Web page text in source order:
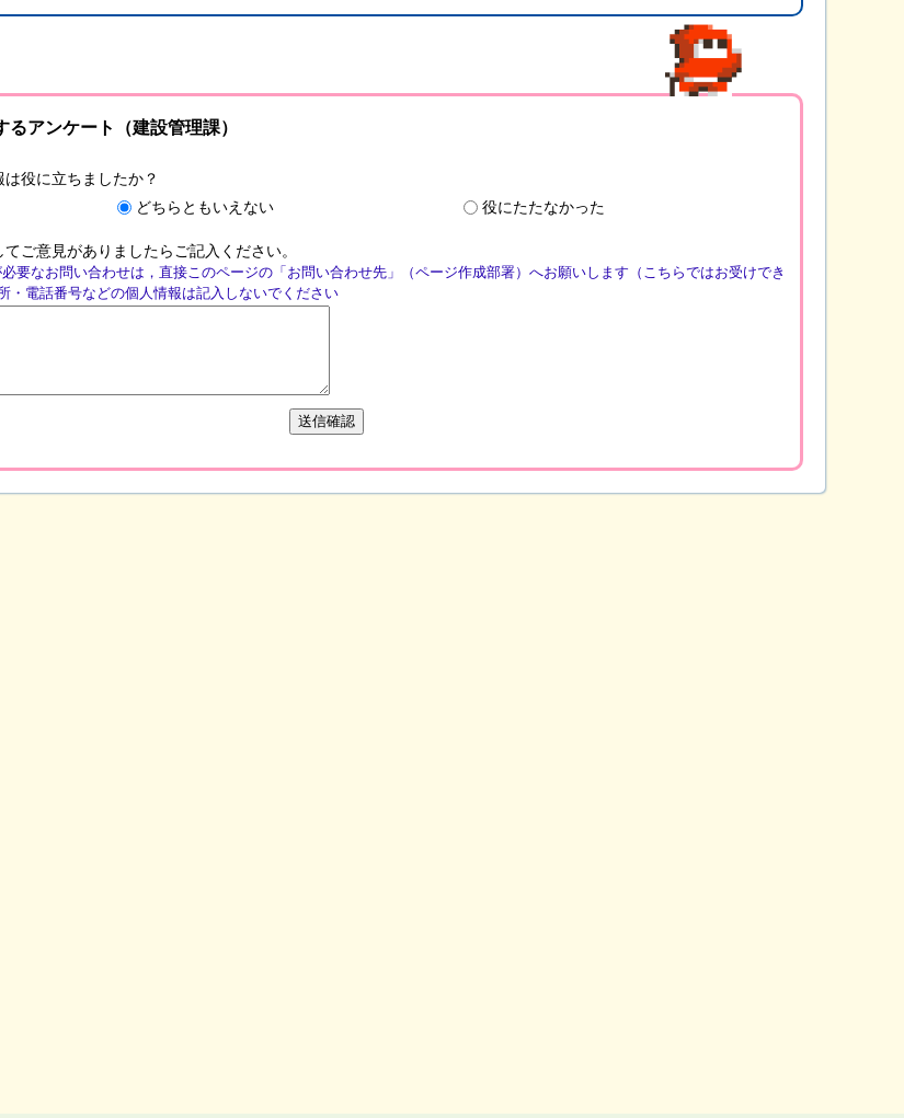
るアンケート（建設管理課）
役に立ちましたか？
どちらともいえない 役にたたなかった
ご意見がありましたらご記入ください。
必要なお問い合わせは，直接このページの「お問い合わせ先」（ページ作成部署）へお願いします（こちらではお受けでき
・電話番号などの個人情報は記入しないでください